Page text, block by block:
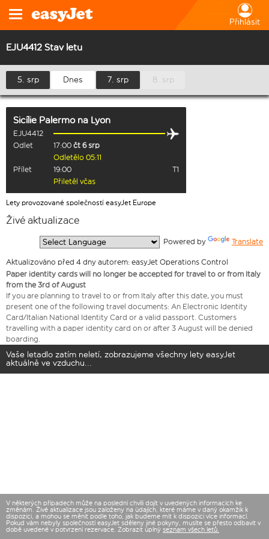
Přihlásit
EJU4412 Stav letu
5. srp Dnes 7. srp 8. srp
Sicílie Palermo na Lyon
EJU4412
Odlet
17:00 čt 6 srp
Odletělo 05:11
Přílet
19:00
T1
Přiletěl včas
Lety provozované společností easyJet Europe
Živé aktualizace
Powered by Translate
Aktualizováno před 4 dny autorem: easyJet Operations Control
Paper identity cards will no longer be accepted for travel to or from Italy
from the 3rd of August
If you are planning to travel to or from Italy after this date, you must
present one of the following travel documents: An Electronic Identity
Card/Italian National Identity Card or a valid passport. Customers
travelling with a paper identity card on or after 3 August will be denied
boarding.
Vaše letadlo zatím neletí, zobrazujeme všechny lety easyJet
aktuálně ve vzduchu...
V některých případech může na poslední chvíli dojít v uvedených informacích ke
změnám. Živé aktualizace jsou založeny na údajích, které máme v daný okamžik k
dispozici, a mohou se měnit podle toho, jak budeme mít k dispozici více informací.
Pokud vám nebyly společností easyJet sděleny jiné pokyny, musíte se přesto odbavit v
době uvedené v potvrzení rezervace. Zobrazit úplný seznam všech letů.